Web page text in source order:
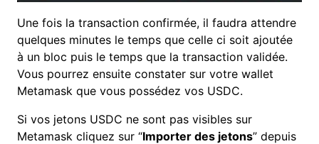
Une fois la transaction confirmée, il faudra attendre
quelques minutes le temps que celle ci soit ajoutée
à un bloc puis le temps que la transaction validée.
Vous pourrez ensuite constater sur votre wallet
Metamask que vous possédez vos USDC.
Si vos jetons USDC ne sont pas visibles sur
Metamask cliquez sur “Importer des jetons” depuis